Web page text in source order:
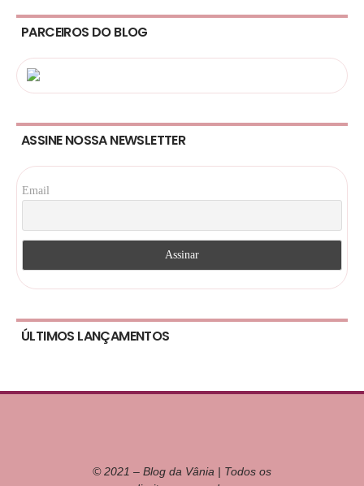
PARCEIROS DO BLOG
ASSINE NOSSA NEWSLETTER
Email
ÚLTIMOS LANÇAMENTOS
© 2021 – Blog da Vânia | Todos os